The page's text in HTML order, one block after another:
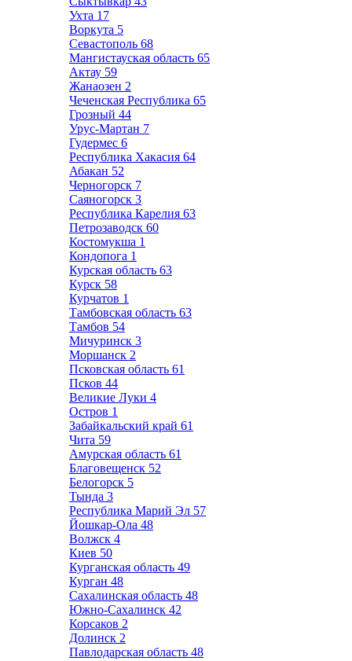
Ухта 17
Воркута 5
Севастополь 68
Мангистауская область 65
Актау 59
Жанаозен 2
Чеченская Республика 65
Грозный 44
Урус-Мартан 7
Гудермес 6
Республика Хакасия 64
Абакан 52
Черногорск 7
Саяногорск 3
Республика Карелия 63
Петрозаводск 60
Костомукша 1
Кондопога 1
Курская область 63
Курск 58
Курчатов 1
Тамбовская область 63
Тамбов 54
Мичуринск 3
Моршанск 2
Псковская область 61
Псков 44
Великие Луки 4
Остров 1
Забайкальский край 61
Чита 59
Амурская область 61
Благовещенск 52
Белогорск 5
Тында 3
Республика Марий Эл 57
Йошкар-Ола 48
Волжск 4
Киев 50
Курганская область 49
Курган 48
Сахалинская область 48
Южно-Сахалинск 42
Корсаков 2
Долинск 2
Павлодарская область 48